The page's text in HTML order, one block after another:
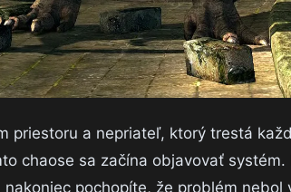
priestoru a nepriateľ, ktorý trestá
chaose sa začína objavovať systém.
pochopíte, že problém